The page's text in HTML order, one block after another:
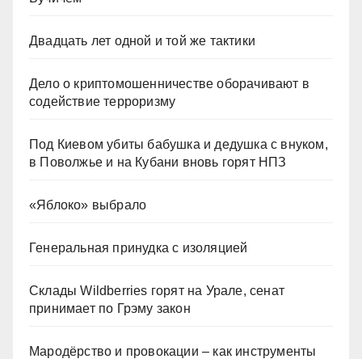
Двадцать лет одной и той же тактики
Дело о криптомошенничестве оборачивают в
содействие терроризму
Под Киевом убиты бабушка и дедушка с внуком,
в Поволжье и на Кубани вновь горят НПЗ
«Яблоко» выбрало
Генеральная принудка с изоляцией
Склады Wildberries горят на Урале, сенат
принимает по Грэму закон
Мародёрство и провокации – как инструменты